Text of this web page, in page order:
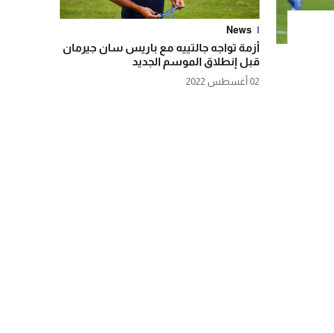
News
أزمة تواجه جالتييه مع باريس سان جيرمان
قبل إنطلاق الموسم الجديد
02 أغسطس 2022